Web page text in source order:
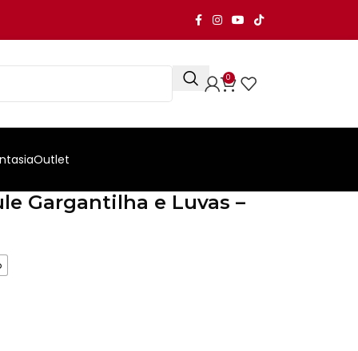
0
Outlet
Gargantilha e Luvas –